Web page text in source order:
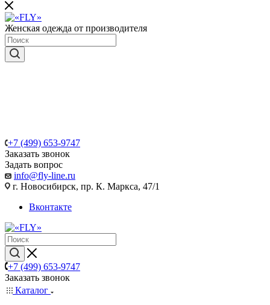
Женская одежда от производителя
+7 (499) 653-9747
Заказать звонок
Задать вопрос
info@fly-line.ru
г. Новосибирск, пр. К. Маркса, 47/1
Вконтакте
+7 (499) 653-9747
Заказать звонок
Каталог